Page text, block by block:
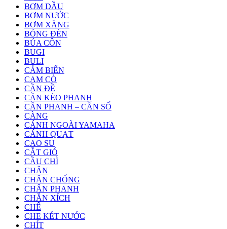
BƠM DẦU
BƠM NƯỚC
BƠM XĂNG
BÓNG ĐÈN
BÚA CÔN
BUGI
BULI
CẢM BIẾN
CAM CÒ
CẦN ĐỀ
CẦN KÉO PHANH
CẦN PHANH – CẦN SỐ
CÀNG
CÁNH NGOÀI YAMAHA
CÁNH QUẠT
CAO SU
CẮT GIÓ
CẦU CHÌ
CHÂN
CHÂN CHỐNG
CHÂN PHANH
CHẮN XÍCH
CHẾ
CHE KÉT NƯỚC
CHÍT